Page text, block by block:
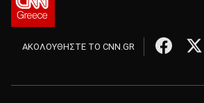
ΑΚΟΛΟΥΘΗΣΤΕ ΤΟ CNN.GR